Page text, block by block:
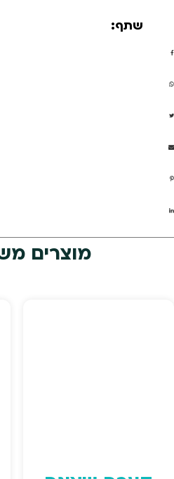
שתף:
מוצרים